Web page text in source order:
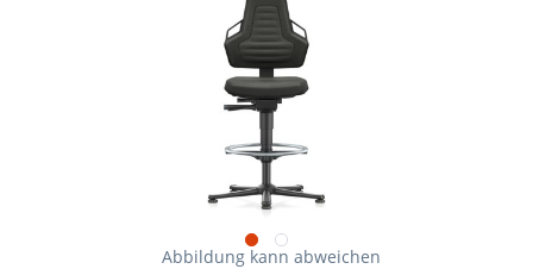
Abbildung kann abweichen